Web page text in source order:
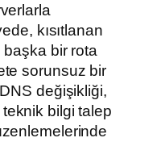
kısıtlanan
başka bir rota
sorunsuz bir
değişikliği,
bilgi talep